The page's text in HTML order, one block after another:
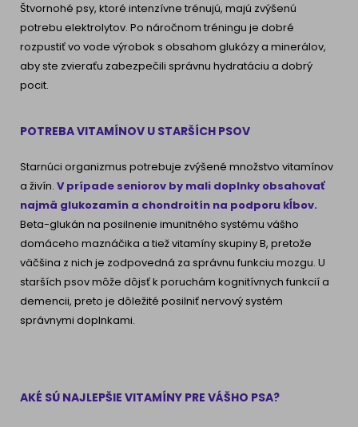
Štvornohé psy, ktoré intenzívne trénujú, majú zvýšenú
potrebu elektrolytov. Po náročnom tréningu je dobré
rozpustiť vo vode výrobok s obsahom glukózy a minerálov,
aby ste zvieraťu zabezpečili správnu hydratáciu a dobrý
pocit.
POTREBA VITAMÍNOV U STARŠÍCH PSOV
Starnúci organizmus potrebuje zvýšené množstvo vitamínov
a živín. V prípade seniorov by mali doplnky obsahovať
najmä glukozamín a chondroitín na podporu kĺbov.
Beta-glukán na posilnenie imunitného systému vášho
domáceho maznáčika a tiež vitamíny skupiny B, pretože
väčšina z nich je zodpovedná za správnu funkciu mozgu. U
starších psov môže dôjsť k poruchám kognitívnych funkcií a
demencii, preto je dôležité posilniť nervový systém
správnymi doplnkami.
AKÉ SÚ NAJLEPŠIE VITAMÍNY PRE VÁŠHO PSA?